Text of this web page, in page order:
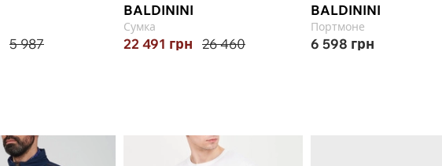
5 987
BALDININI
Сумка
22 491 грн 26 460
BALDININI
Портмоне
6 598 грн